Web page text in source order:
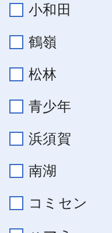
小和田
鶴嶺
松林
青少年
浜須賀
南湖
コミセン